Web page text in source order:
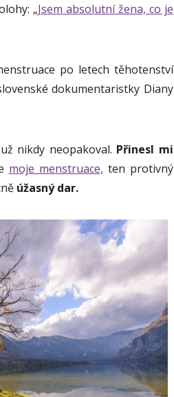
„Jsem absolutní žena, co je
po letech těhotenství
dokumentaristky Diany
nikdy neopakoval. Přinesl mi
moje menstruace, ten protivný
úžasný dar.